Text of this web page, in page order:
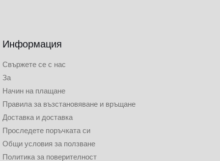
Информация
Свържете се с нас
За
Начин на плащане
Правила за възстановяване и връщане
Доставка и доставка
Проследете поръчката си
Общи условия за ползване
Политика за поверителност